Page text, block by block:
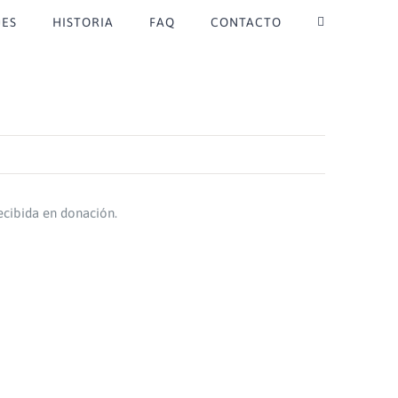
HISTORIA FAQ CONTACTO
en donación.